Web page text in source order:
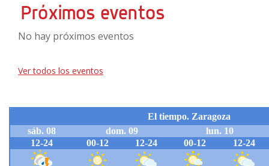
Próximos eventos
No hay próximos eventos
Ver todos los eventos